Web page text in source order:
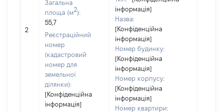
2
Загальна
площа (м2):
55,7
Реєстраційний
номер
(кадастровий
номер для
земельної
ділянки):
[Конфіденційна
інформація]
інформація]
Назва:
[Конфіденційна
інформація]
Номер будинку:
[Конфіденційна
інформація]
Номер корпусу:
[Конфіденційна
інформація]
Номер квартири: